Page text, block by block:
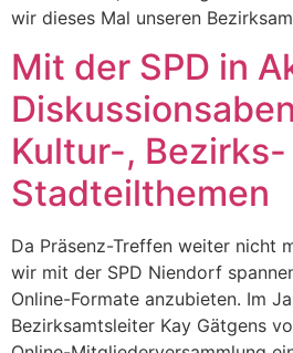
wir dieses Mal unseren
Mit der SPD in
Kultur-, Bezirks-
Stadteilthemen
Da Präsenz-Treffen weiter nicht
wir mit der SPD Niendorf
Online-Formate anzubieten. Im
Bezirksamtsleiter Kay Gätgens